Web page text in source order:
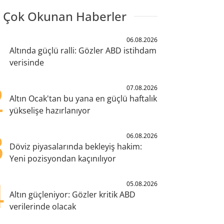
Çok Okunan Haberler
06.08.2026
Altında güçlü ralli: Gözler ABD istihdam
verisinde
07.08.2026
Altın Ocak'tan bu yana en güçlü haftalık
yükselişe hazırlanıyor
06.08.2026
Döviz piyasalarında bekleyiş hakim:
Yeni pozisyondan kaçınılıyor
05.08.2026
Altın güçleniyor: Gözler kritik ABD
verilerinde olacak